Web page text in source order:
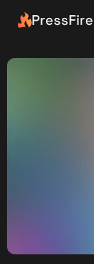
PressFire